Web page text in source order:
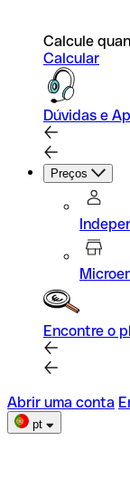
Calcule
Calcular
Dúvidas e
Preços
Encontre o
Abrir uma conta
pt